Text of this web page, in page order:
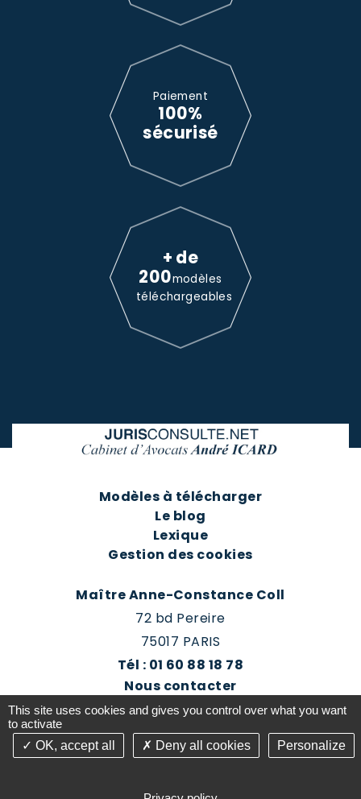
Paiement
100%
sécurisé
+ de
200modèles
téléchargeables
Modèles à télécharger
Le blog
Lexique
Gestion des cookies
Maître Anne-Constance Coll
72 bd Pereire
75017 PARIS
Tél : 01 60 88 18 78
Nous contacter
Prendre rendez-vous
This site uses cookies and gives you control over what you want
to activate
OK, accept all
Deny all cookies Personalize